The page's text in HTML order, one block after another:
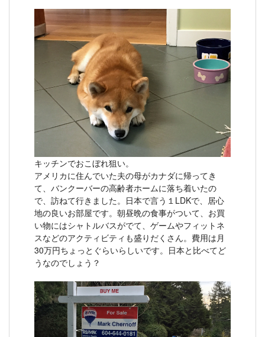
キッチンでおこぼれ狙い。
アメリカに住んでいた夫の母がカナダに帰ってき
て、バンクーバーの高齢者ホームに落ち着いたの
で、訪ねて行きました。日本で言う１LDKで、居心
地の良いお部屋です。朝昼晩の食事がついて、お買
い物にはシャトルバスがでて、ゲームやフィットネ
スなどのアクティビティも盛りだくさん。費用は月
30万円ちょっとぐらいらしいです。日本と比べてど
うなのでしょう？